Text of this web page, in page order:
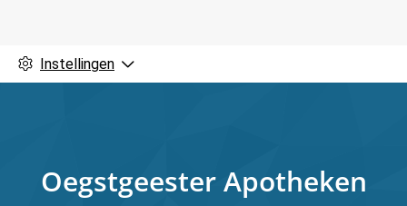
Instellingen
Oegstgeester Apotheken